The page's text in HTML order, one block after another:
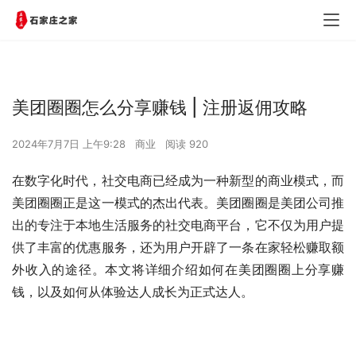
美团圈圈怎么分享赚钱 | 注册返佣攻略
2024年7月7日 上午9:28 商业 阅读 920
在数字化时代，社交电商已经成为一种新型的商业模式，而
美团圈圈正是这一模式的杰出代表。美团圈圈是美团公司推
出的专注于本地生活服务的社交电商平台，它不仅为用户提
供了丰富的优惠服务，还为用户开辟了一条在家轻松赚取额
外收入的途径。本文将详细介绍如何在美团圈圈上分享赚
钱，以及如何从体验达人成长为正式达人。